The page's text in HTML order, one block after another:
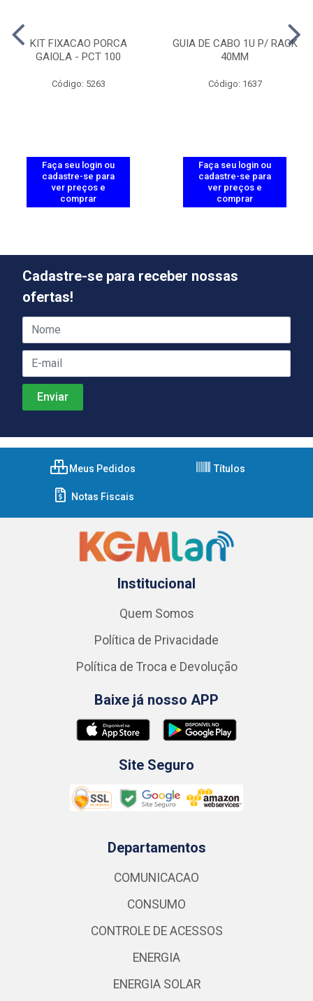
KIT FIXACAO PORCA
GAIOLA - PCT 100
Código: 5263
Faça seu login ou
cadastre-se para
ver preços e
comprar
GUIA DE CABO 1U P/ RACK
40MM
Código: 1637
Faça seu login ou
cadastre-se para
ver preços e
comprar
Cadastre-se para receber nossas
ofertas!
Meus Pedidos Títulos
Notas Fiscais
Institucional
Quem Somos
Política de Privacidade
Política de Troca e Devolução
Baixe já nosso APP
Site Seguro
Departamentos
COMUNICACAO
CONSUMO
CONTROLE DE ACESSOS
ENERGIA
ENERGIA SOLAR